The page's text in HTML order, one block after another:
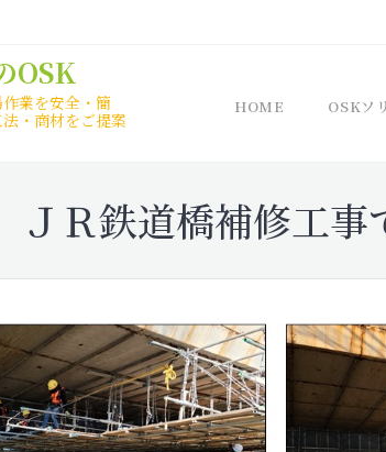
OSK
業を安全・簡
・商材をご提案
HOME OSKソ
ＪＲ鉄道橋補修工